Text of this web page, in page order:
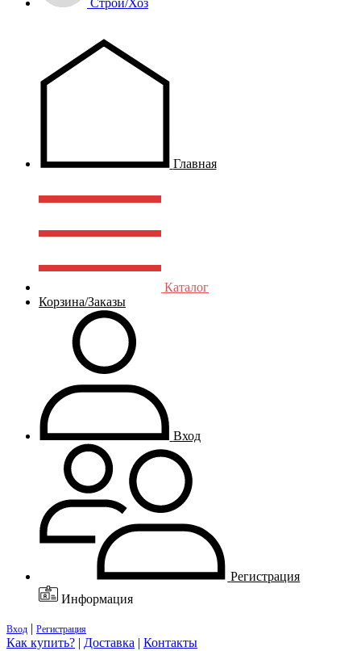
Строй/Хоз
Главная
Каталог
Корзина/Заказы
Вход
Регистрация
Информация
Вход | Регистрация
Как купить? | Доставка | Контакты